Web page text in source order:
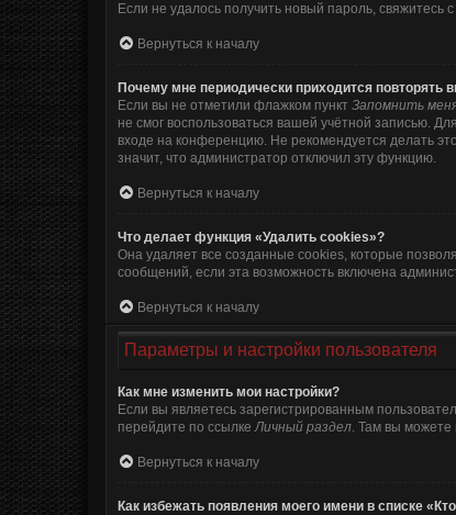
Если не удалось получить новый пароль,
Вернуться к началу
Почему мне периодически приходится повторять
Если вы не отметили флажком пункт Запомнить
не смог воспользоваться вашей учётной записью.
входе на конференцию. Не рекомендуется делать
значит, что администратор отключил эту функцию.
Вернуться к началу
Что делает функция «Удалить cookies»?
Она удаляет все созданные cookies, которые
сообщений, если эта возможность включена
Вернуться к началу
Параметры и настройки пользователя
Как мне изменить мои настройки?
Если вы являетесь зарегистрированным
перейдите по ссылкеЛичный раздел. Там вы можете
Вернуться к началу
Как избежать появления моего имени в списке